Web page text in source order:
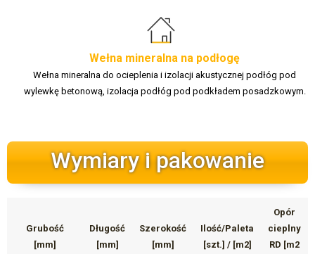
Wełna mineralna na podłogę
Wełna mineralna do ocieplenia i izolacji akustycznej podłóg pod
wylewkę betonową, izolacja podłóg pod podkładem posadzkowym.
Wymiary i pakowanie
Grubość
[mm]
Długość
[mm]
Szerokość
[mm]
Ilość/Paleta
[szt.] / [m2]
Opór
cieplny
RD [m2